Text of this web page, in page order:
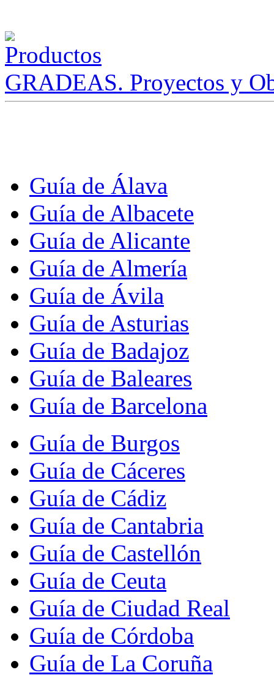
GRADEAS. Proyectos y
Guía de Álava
Guía de Albacete
Guía de Alicante
Guía de Almería
Guía de Ávila
Guía de Asturias
Guía de Badajoz
Guía de Baleares
Guía de Barcelona
Guía de Burgos
Guía de Cáceres
Guía de Cádiz
Guía de Cantabria
Guía de Castellón
Guía de Ceuta
Guía de Ciudad Real
Guía de Córdoba
Guía de La Coruña